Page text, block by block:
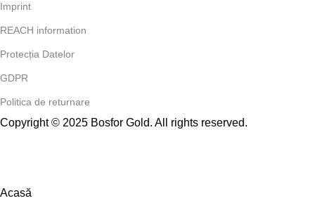
Imprint
REACH information
Protecția Datelor
GDPR
Politica de returnare
Copyright © 2025 Bosfor Gold. All rights reserved.
Acasă